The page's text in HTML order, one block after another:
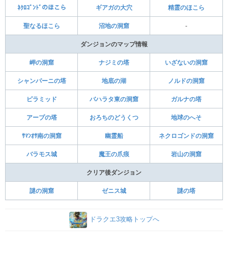
ﾈｸﾛｺﾞﾝﾄﾞのほこら ギアガの大穴 精霊のほこら
聖なるほこら 沼地の洞窟 -
ダンジョンのマップ情報
岬の洞窟 ナジミの塔 いざないの洞窟
シャンパーニの塔 地底の湖 ノルドの洞窟
ピラミッド バハラタ東の洞窟 ガルナの塔
アープの塔 おろちのどうくつ 地球のへそ
ｻﾏﾝｵｻ南の洞窟 幽霊船 ネクロゴンドの洞窟
バラモス城 魔王の爪痕 岩山の洞窟
クリア後ダンジョン
謎の洞窟 ゼニス城 謎の塔
ドラクエ3攻略トップへ